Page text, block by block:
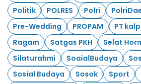
Politik
POLRES Polri
Pre-Wedding
PROPAM PT
Ragam
Satgas PKH Selat
Silaturahmi
SoaialBudaya
Sosial Budaya
Sosok Sport